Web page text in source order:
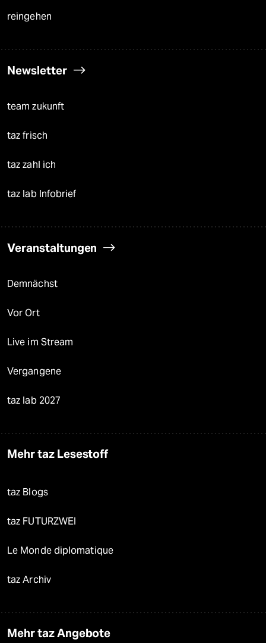
reingehen
Newsletter
team zukunft
taz frisch
taz zahl ich
taz lab Infobrief
Veranstaltungen
Demnächst
Vor Ort
Live im Stream
Vergangene
taz lab 2027
Mehr taz Lesestoff
taz Blogs
taz FUTURZWEI
Le Monde diplomatique
taz Archiv
Mehr taz Angebote